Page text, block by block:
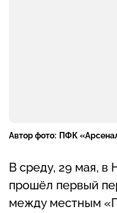
Автор фото: ПФК
В среду, 29 мая,
прошёл первый
между местным